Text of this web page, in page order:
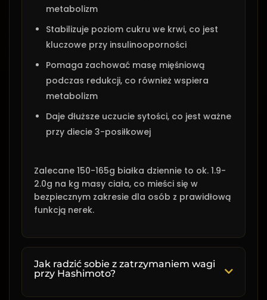
metabolizm
Stabilizuje poziom cukru we krwi, co jest
kluczowe przy insulinooporności
Pomaga zachować masę mięśniową
podczas redukcji, co również wspiera
metabolizm
Daje dłuższe uczucie sytości, co jest ważne
przy diecie 3-posiłkowej
Zalecane 150-165g białka dziennie to ok. 1.9-
2.0g na kg masy ciała, co mieści się w
bezpiecznym zakresie dla osób z prawidłową
funkcją nerek.
Jak radzić sobie z zatrzymaniem wagi
przy Hashimoto?